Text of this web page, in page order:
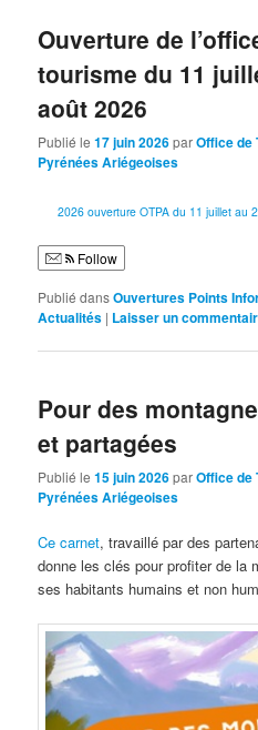
Ouverture de
tourisme du 11
août 2026
Publié le17 juin 2026parOffice de
Pyrénées Ariégeoises
2026 ouverture OTPA du 11 juillet au
Follow
Publié dansOuvertures Points
Actualités | Laisser un
Pour des
et partagées
Publié le15 juin 2026parOffice de
Pyrénées Ariégeoises
Ce carnet, travaillé par des
donne les clés pour profiter de la
ses habitants humains et non